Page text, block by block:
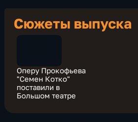
Сюжеты выпуска
Оперу Прокофьева
"Семен Котко"
поставили в
Большом театре